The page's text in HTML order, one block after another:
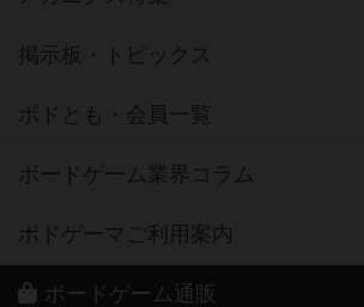
掲示板・トピックス
ボドとも・会員一覧
ボードゲーム業界コラム
ボドゲーマご利用案内
ボードゲーム通販